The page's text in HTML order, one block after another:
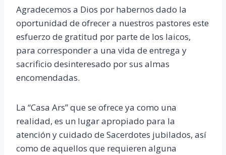
Agradecemos a Dios por habernos dado la
oportunidad de ofrecer a nuestros pastores este
esfuerzo de gratitud por parte de los laicos,
para corresponder a una vida de entrega y
sacrificio desinteresado por sus almas
encomendadas.
La “Casa Ars” que se ofrece ya como una
realidad, es un lugar apropiado para la
atención y cuidado de Sacerdotes jubilados, así
como de aquellos que requieren alguna